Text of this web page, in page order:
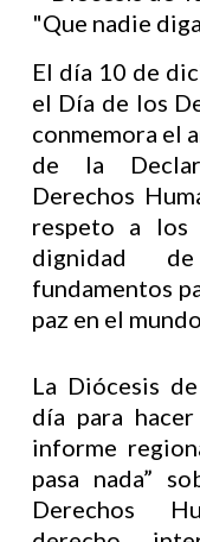
El día 10 de
el Día de los
conmemora el
de la
Derechos
respeto a los
dignidad
fundamentos
paz en el
La Diócesis
día para
informe
pasa nada”
Derechos